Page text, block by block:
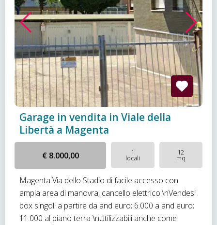
Garage in vendita in Viale della
Libertà a Magenta
€ 8.000,00 1
locali
12
mq
Magenta Via dello Stadio di facile accesso con
ampia area di manovra, cancello elettrico.\nVendesi
box singoli a partire da and euro; 6.000 a and euro;
11.000 al piano terra \nUtilizzabili anche come